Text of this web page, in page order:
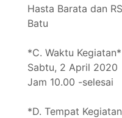
Hasta Barata dan
Batu
*C. Waktu Kegiatan*
Sabtu, 2 April 2020
Jam 10.00 -selesai
*D. Tempat